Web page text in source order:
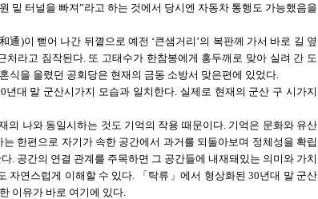
밑 터널을 빠져”라고 하는 것에서 당시엔 자동차 통행도 가능했음을
)이 뻗어 나간 뒤꼍으로 예전 ‘큰샘거리’의 복판께 가서 바로 길 옆
라고 짐작된다. 또 고태수가 한참봉에게 홍두깨로 맞아 실려 간 도
식을 올렸던 공회당은 현재의 금동 소방서 맞은편에 있었다.
대 말 군산시가지 모습과 일치한다. 실제로 현재의 군산 구 시가지
의 나와 동일시하는 것도 기억의 작용 때문이다. 기억은 문화와 유산
한편으로 자기가 속한 공간에서 과거를 되돌아보며 정체성을 확립
. 공간의 연결 관계를 주목하면 그 공간들에 내재돼있는 의미와 가치
자연스럽게 이해할 수 있다. 「탁류」에서 형상화된 30년대 말 군산
이유가 바로 여기에 있다.